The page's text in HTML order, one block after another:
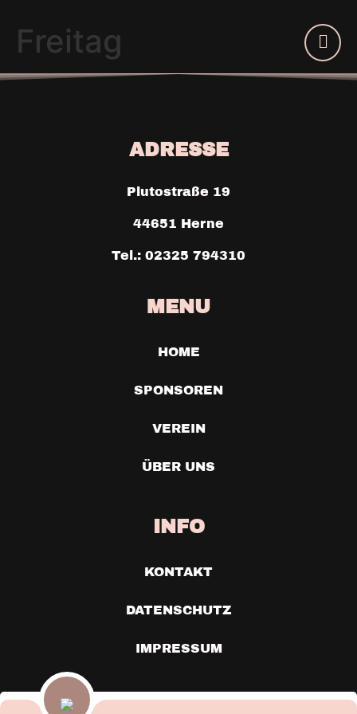
Freitag
ADRESSE
Plutostraße 19
44651 Herne
Tel.: 02325 794310
MENU
HOME
SPONSOREN
VEREIN
ÜBER UNS
INFO
KONTAKT
DATENSCHUTZ
IMPRESSUM